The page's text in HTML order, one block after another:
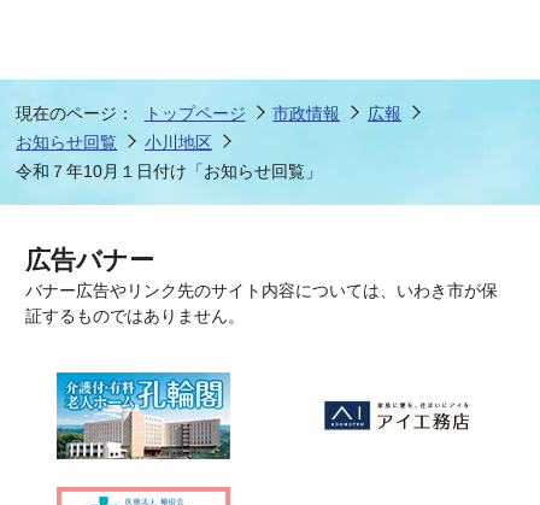
現在のページ： トップページ 市政情報
広報
お知らせ回覧
小川地区
令和７年10月１日付け「お知らせ回覧」
広告バナー
バナー広告やリンク先のサイト内容については、いわき市が保
証するものではありません。